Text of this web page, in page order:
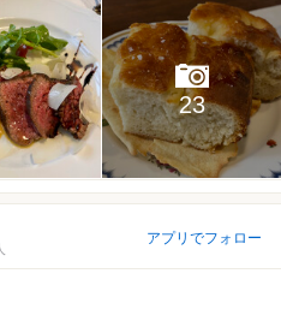
23
アプリでフォロー